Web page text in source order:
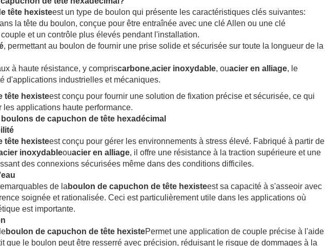
tête hexisteest un type de boulon qui présente les caractéristiques clés suivantes:
la tête du boulon, conçue pour être entraînée avec une clé Allen ou une clé
et un contrôle plus élevés pendant l'installation.
, permettant au boulon de fournir une prise solide et sécurisée sur toute la longueur de la
à haute résistance, y compriscarbone,acier inoxydable, ouacier en alliage, le
d'applications industrielles et mécaniques.
tête hexisteest conçu pour fournir une solution de fixation précise et sécurisée, ce qui
les applications haute performance.
de capuchon de tête hexadécimal
tête hexisteest conçu pour gérer les environnements à stress élevé. Fabriqué à partir de
inoxydableouacier en alliage, il offre une résistance à la traction supérieure et une
des connexions sécurisées même dans des conditions difficiles.
de laboulon de capuchon de tête hexisteest sa capacité à s'asseoir avec
soignée et rationalisée. Ceci est particulièrement utile dans les applications où
est importante.
boulon de capuchon de tête hexistePermet une application de couple précise à l'aide
que le boulon peut être resserré avec précision, réduisant le risque de dommages à la